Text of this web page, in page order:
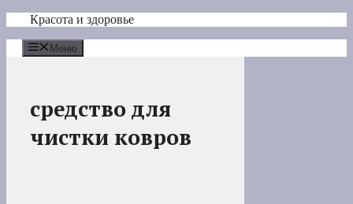
Перейти
содержимому
Красота и здоровье
Меню
средство для
чистки ковров